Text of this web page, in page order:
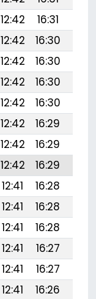
12:42 16:31
12:42 16:30
12:42 16:30
12:42 16:30
12:42 16:30
12:42 16:29
12:42 16:29
12:42 16:29
12:41 16:28
12:41 16:28
12:41 16:28
12:41 16:27
12:41 16:27
12:41 16:26